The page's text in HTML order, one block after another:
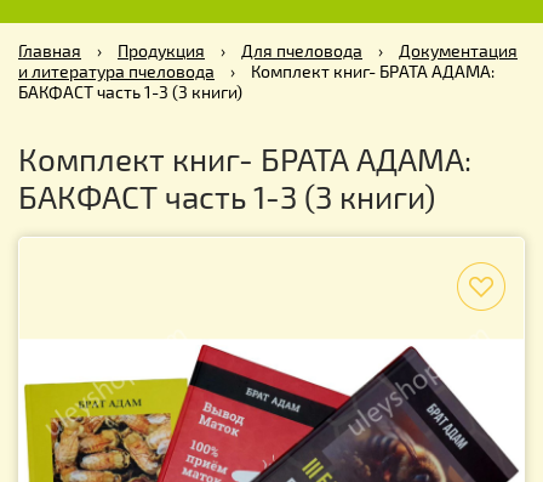
Главная › Продукция › Для пчеловода ›
Документация
и литература пчеловода
›
Комплект книг- БРАТА АДАМА:
БАКФАСТ часть 1-3 (3 книги)
Комплект книг- БРАТА АДАМА:
БАКФАСТ часть 1-3 (3 книги)